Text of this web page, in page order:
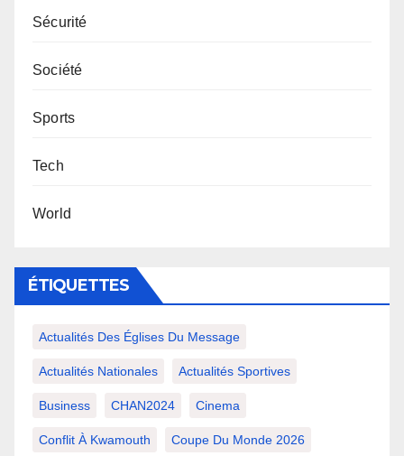
Sécurité
Société
Sports
Tech
World
ÉTIQUETTES
Actualités Des Églises Du Message
Actualités Nationales Actualités Sportives
Business CHAN2024 Cinema
Conflit À Kwamouth Coupe Du Monde 2026